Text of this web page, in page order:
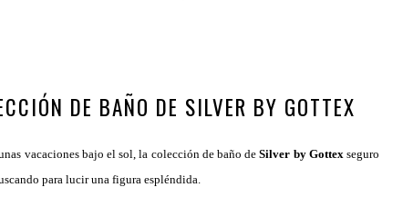
DE BAÑO DE SILVER BY GOTTEX
vacaciones bajo el sol, la colección de baño deSilver by Gottex seguro
para lucir una figura espléndida.